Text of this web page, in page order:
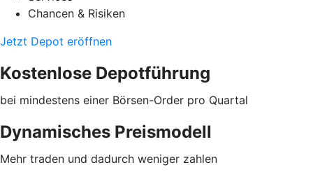
Chancen & Risiken
Jetzt Depot eröffnen
Kostenlose Depotführung
bei mindestens einer Börsen-Order pro Quartal
Dynamisches Preismodell
Mehr traden und dadurch weniger zahlen